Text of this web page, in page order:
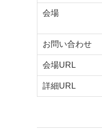
会場
お問い合わせ
会場URL
詳細URL